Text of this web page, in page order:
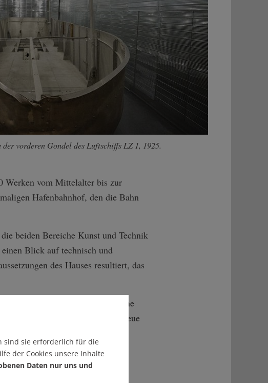
vorderen Gondel des Luftschiffs LZ 1, 1925.
Werken vom Mittelalter bis zur
Hafenbahnhof, den die Bahn
beiden Bereiche Kunst und Technik
Blick auf technisch und
des Hauses resultiert, das
Anfang standen eher technikaffine
2018 etwa "Schöne neue
Kunst" und
Zukunft als Ziel". Es
sind sie erforderlich für die
der Cookies unsere Inhalte
Daten nur uns und